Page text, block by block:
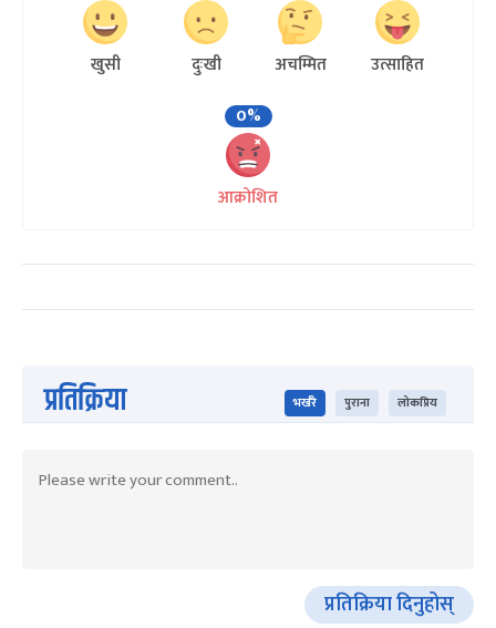
खुसी दुःखी अचम्मित
उत्साहित
0%
आक्रोशित
प्रतिक्रिया भर्खरै पुराना लोकप्रिय
प्रतिक्रिया दिनुहोस्